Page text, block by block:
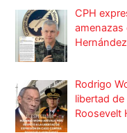
CPH
amenazas
Hernández
Rodrigo
libertad
Roosevelt